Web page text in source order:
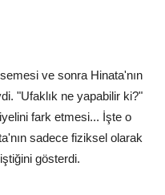
ve sonra Hinata'nın
"Ufaklık ne yapabilir ki?"
fark etmesi... İşte o
sadece fiziksel olarak
gösterdi.